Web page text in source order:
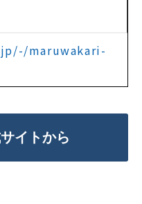
maruwakari-
イトから